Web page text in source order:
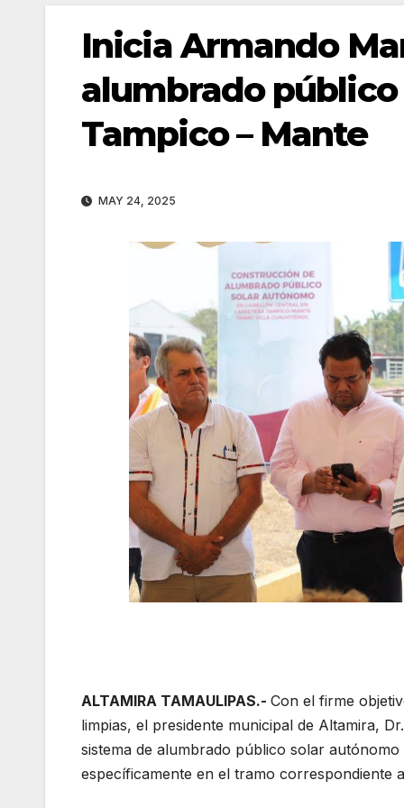
Inicia Armando
alumbrado
Tampico – Mante
MAY 24, 2025
ALTAMIRA TAMAULIPAS.- Con el firme
limpias, el presidente municipal de Altamira,
sistema de alumbrado público solar
específicamente en el tramo correspondiente